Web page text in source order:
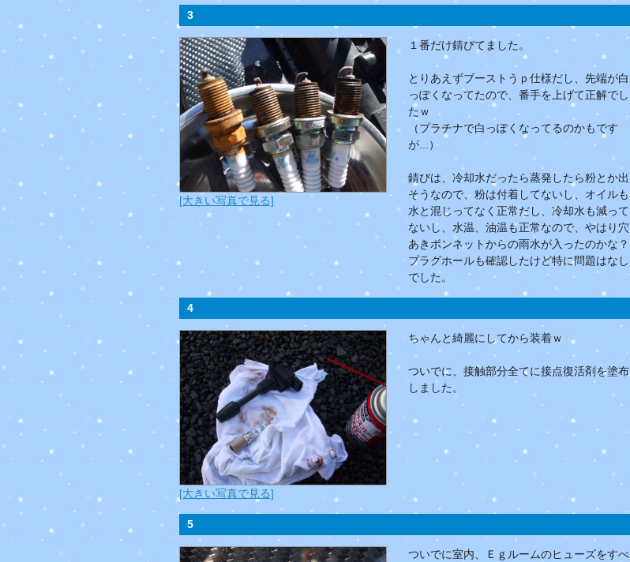
3
[大きい写真で見る]
１番だけ錆びてました。
とりあえずブーストうｐ仕様だし、先端が白
っぽくなってたので、番手を上げて正解でし
たｗ
（プラチナで白っぽくなってるのかもです
が...）
錆びは、冷却水だったら蒸発したら粉とか出
そうなので、粉は付着してないし、オイルも
水と混じってなく正常だし、冷却水も減って
ないし、水温、油温も正常なので、やはり穴
あきボンネットからの雨水が入ったのかな？
プラグホールも確認したけど特に問題はなし
でした。
4
[大きい写真で見る]
ちゃんと綺麗にしてから装着ｗ
ついでに、接触部分全てに接点復活剤を塗布
しました。
5
ついでに室内、Ｅｇルームのヒューズをすべ